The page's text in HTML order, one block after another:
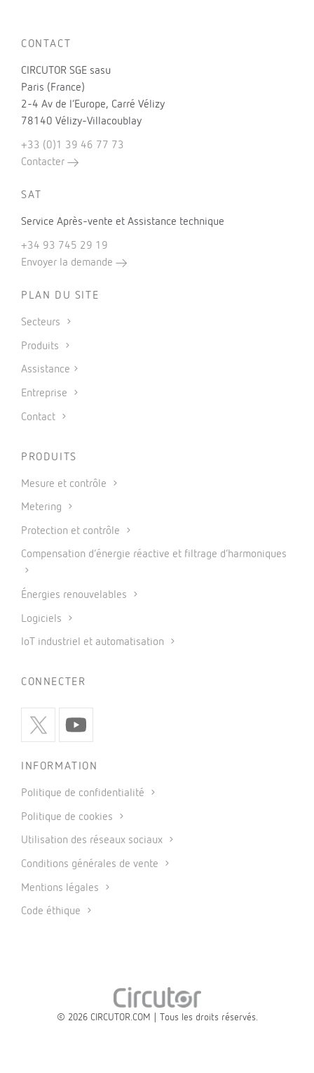
CONTACT
CIRCUTOR SGE sasu
Paris (France)
2-4 Av de l’Europe, Carré Vélizy
78140 Vélizy-Villacoublay
+33 (0)1 39 46 77 73
Contacter
SAT
Service Après-vente et Assistance technique
+34 93 745 29 19
Envoyer la demande
PLAN DU SITE
Secteurs
Produits
Assistance
Entreprise
Contact
PRODUITS
Mesure et contrôle
Metering
Protection et contrôle
Compensation d’énergie réactive et filtrage d’harmoniques
Énergies renouvelables
Logiciels
IoT industriel et automatisation
CONNECTER
INFORMATION
Politique de confidentialité
Politique de cookies
Utilisation des réseaux sociaux
Conditions générales de vente
Mentions légales
Code éthique
© 2026 CIRCUTOR.COM | Tous les droits réservés.